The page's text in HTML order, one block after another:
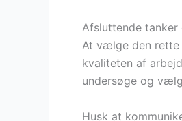
Afsluttende
At vælge den rette
kvaliteten af
undersøge og
Husk at